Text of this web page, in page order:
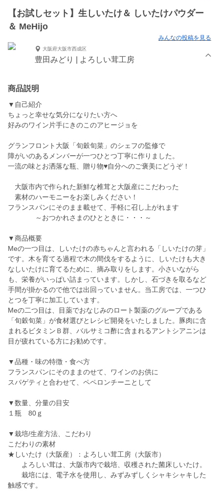
【お試しセット】生しいたけ＆ しいたけパウダー
＆ MeHijo
みんなの投稿を見る
大阪府大阪市西成区
豊田みどり | よろしい茸工房
商品説明
▼自己紹介
ちょっと幸せな気分になりたい方へ
好みのワイン片手にきのこのアヒージョを
グランフロント大阪「旬穀旬菜」のシェフの監修で
障がいのあるメンバーが一つひとつ丁寧に作りました。
一流の味とお洒落な瓶、贈り物♥自分へのご褒美にどうぞ！
大阪市内で作られた新鮮な椎茸と大阪産にこだわった
素材のハーモニーをお楽しみください！
フランスパンにそのまま載せて、手軽に召し上がれます
～おつかれさまのひとときに・・・～
▼商品概要
Meの一つ目は、しいたけの赤ちゃんと言われる「しいたけの芽」
です。木を育てる過程で木の間伐をするように、しいたけも大き
なしいたけに育てるために、摘み取りをします。小さいながら
も、栄養がいっぱい詰まっています。しかし、石づきを取るなど
手間が掛かるので他では出回っていません。当工房では、一つひ
とつを丁寧に加工しています。
Meの二つ目は、目薬でおなじみのロート製薬のグループである
「旬穀旬菜」が食材選びとレシピ開発をいたしました。豚肉に含
まれるビタミンＢ群、バルサミコ酢に含まれるアントシアニンは
目が疲れている方にお勧めです。
▼品種・味の特徴・食べ方
フランスパンにそのままのせて、ワインのお供に
スパゲティと合わせて、ペペロンチーニとして
▼数量、分量の目安
１瓶 80ｇ
▼栽培/生産方法、こだわり
こだわりの素材
★しいたけ（大阪産）：よろしい茸工房（大阪市）
よろしい茸は、大阪市内で栽培、収穫された菌床しいたけ。
栽培には、電子水を使用し、みずみずしくシャキシャキした
触感です。